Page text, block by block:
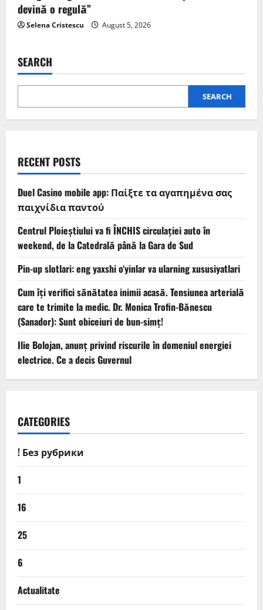
devină o regulă”
Selena Cristescu August 5, 2026
SEARCH
SEARCH
RECENT POSTS
Duel Casino mobile app: Παίξτε τα αγαπημένα σας
παιχνίδια παντού
Centrul Ploieștiului va fi ÎNCHIS circulației auto în
weekend, de la Catedrală până la Gara de Sud
Pin-up slotlari: eng yaxshi o‘yinlar va ularning xususiyatlari
Cum îți verifici sănătatea inimii acasă. Tensiunea arterială
care te trimite la medic. Dr. Monica Trofin-Bănescu
(Sanador): Sunt obiceiuri de bun-simț!
Ilie Bolojan, anunț privind riscurile în domeniul energiei
electrice. Ce a decis Guvernul
CATEGORIES
! Без рубрики
1
16
25
6
Actualitate